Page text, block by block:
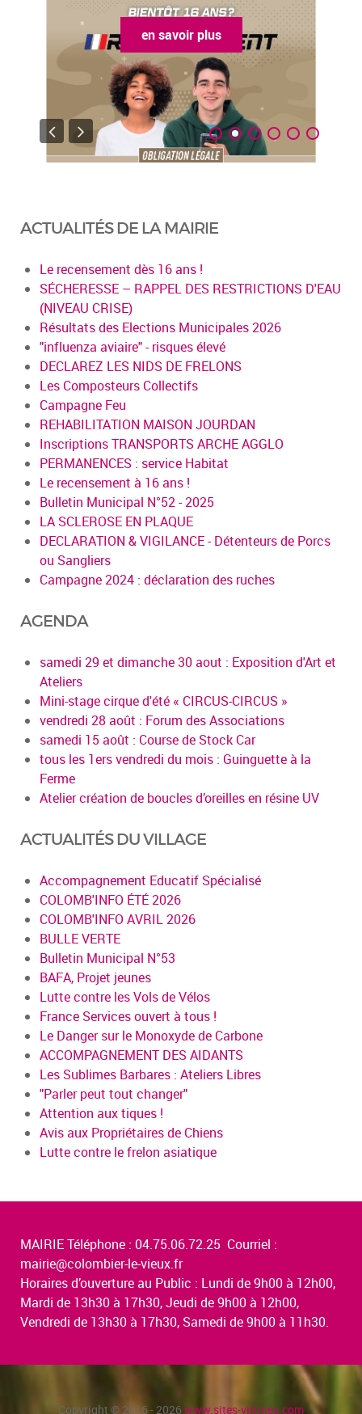
en savoir plus
ACTUALITÉS DE LA MAIRIE
Le recensement dès 16 ans !
SÉCHERESSE – RAPPEL DES RESTRICTIONS D'EAU
(NIVEAU CRISE)
Résultats des Elections Municipales 2026
"influenza aviaire" - risques élevé
DECLAREZ LES NIDS DE FRELONS
Les Composteurs Collectifs
Campagne Feu
REHABILITATION MAISON JOURDAN
Inscriptions TRANSPORTS ARCHE AGGLO
PERMANENCES : service Habitat
Le recensement à 16 ans !
Bulletin Municipal N°52 - 2025
LA SCLEROSE EN PLAQUE
DECLARATION & VIGILANCE - Détenteurs de Porcs
ou Sangliers
Campagne 2024 : déclaration des ruches
AGENDA
samedi 29 et dimanche 30 aout : Exposition d'Art et
Ateliers
Mini-stage cirque d'été « CIRCUS-CIRCUS »
vendredi 28 août : Forum des Associations
samedi 15 août : Course de Stock Car
tous les 1ers vendredi du mois : Guinguette à la
Ferme
Atelier création de boucles d’oreilles en résine UV
ACTUALITÉS DU VILLAGE
Accompagnement Educatif Spécialisé
COLOMB'INFO ÉTÉ 2026
COLOMB'INFO AVRIL 2026
BULLE VERTE
Bulletin Municipal N°53
BAFA, Projet jeunes
Lutte contre les Vols de Vélos
France Services ouvert à tous !
Le Danger sur le Monoxyde de Carbone
ACCOMPAGNEMENT DES AIDANTS
Les Sublimes Barbares : Ateliers Libres
"Parler peut tout changer"
Attention aux tiques !
Avis aux Propriétaires de Chiens
Lutte contre le frelon asiatique
MAIRIE Téléphone : 04.75.06.72.25 Courriel :
mairie@colombier-le-vieux.fr
Horaires d’ouverture au Public : Lundi de 9h00 à 12h00,
Mardi de 13h30 à 17h30, Jeudi de 9h00 à 12h00,
Vendredi de 13h30 à 17h30, Samedi de 9h00 à 11h30.
Copyright © 2016 - 2026www.sites-vitrines.com